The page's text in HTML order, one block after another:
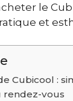
le
et
Cubicool :
rendez-vous